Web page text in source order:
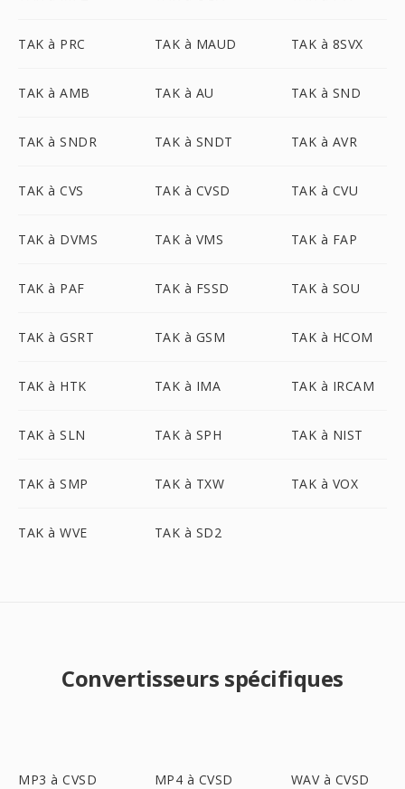
TAK à PRC TAK à MAUD TAK à 8SVX
TAK à AMB TAK à AU TAK à SND
TAK à SNDR TAK à SNDT TAK à AVR
TAK à CVS TAK à CVSD TAK à CVU
TAK à DVMS TAK à VMS TAK à FAP
TAK à PAF TAK à FSSD TAK à SOU
TAK à GSRT TAK à GSM TAK à HCOM
TAK à HTK TAK à IMA TAK à IRCAM
TAK à SLN TAK à SPH TAK à NIST
TAK à SMP TAK à TXW TAK à VOX
TAK à WVE TAK à SD2
Convertisseurs spécifiques
MP3 à CVSD MP4 à CVSD WAV à CVSD